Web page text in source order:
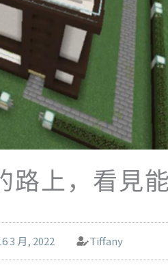
路上，看見
3 月, 2022 Tiffany